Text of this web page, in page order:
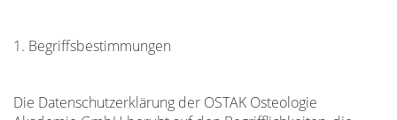
1. Begriffsbestimmungen
Die Datenschutzerklärung der OSTAK Osteologie